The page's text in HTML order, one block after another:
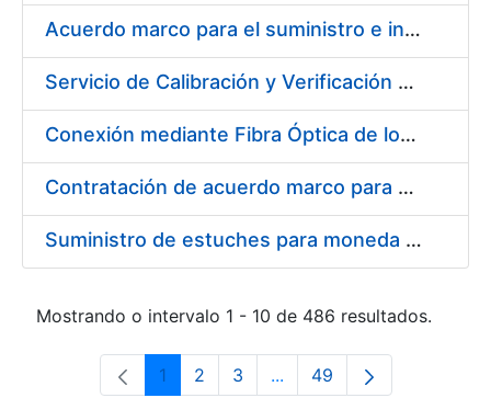
Acuerdo marco para el suministro e instalación de persianas, estores y otros complementos
Servicio de Calibración y Verificación Externa de los Equipos de Medición del Servicio de Prevención de la FNMT-RCM
Conexión mediante Fibra Óptica de los Centros de Proceso de Datos (CPDs) de las sedes de la FNMT-RCM de Burgos y Madrid
Contratación de acuerdo marco para el Suministro de Material de Electricidad para la Fábrica Nacional de Moneda y Timbre-Real Casa de la Moneda en su centro de trabajo de Burgos
Suministro de estuches para moneda de 30 €
Mostrando o intervalo 1 - 10 de 486 resultados.
Páxina
1 Páxina
2 Páxina
3 ...Páxinas intermedias Use
Páxina
49